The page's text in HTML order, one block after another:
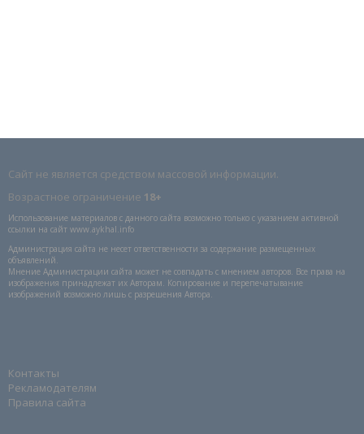
Сайт не является средством массовой информации.
Возрастное ограничение 18+
Использование материалов с данного сайта возможно только с указанием активной
ссылки на сайт www.aykhal.info
Администрация сайта не несет ответственности за содержание размещенных
объявлений.
Мнение Администрации сайта может не совпадать с мнением авторов. Все права на
изображения принадлежат их Авторам. Копирование и перепечатывание
изображений возможно лишь с разрешения Автора.
Контакты
Рекламодателям
Правила сайта